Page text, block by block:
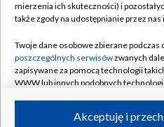
Naziemna Telewizja Cyfrowa
Rada Programowa
System NOS
Informacje o nadawcy
Program dla prasy
mierzenia ich skuteczności) i
także zgody na udostępnianie przez
Twoje dane osobowe zbierane
poszczególnych serwisówzwanych
zapisywane za pomocą technologii
WWW lub innych podobnych
ruchu w Internecie.Akceptuję i